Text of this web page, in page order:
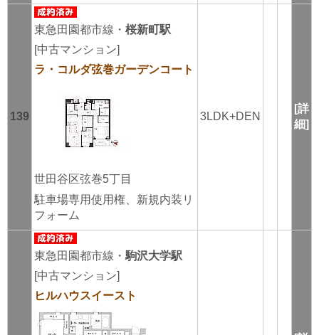
139
東急田園都市線・ 桜新町駅
[中古マンション]
ラ・コルダ弦巻ガーデンコート
世田谷区弦巻5丁目
駐車場専用使用権、新規内装リ
フォーム
3LDK+DEN
[詳
細]
東急田園都市線・ 駒沢大学駅
[中古マンション]
ヒルハウスイースト